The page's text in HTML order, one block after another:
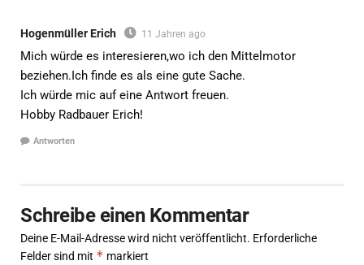
Hogenmüller Erich 11 Jahren ago
Mich würde es interesieren,wo ich den Mittelmotor
beziehen.Ich finde es als eine gute Sache.
Ich würde mic auf eine Antwort freuen.
Hobby Radbauer Erich!
Antworten
Schreibe einen Kommentar
Deine E-Mail-Adresse wird nicht veröffentlicht. Erforderliche
Felder sind mit * markiert